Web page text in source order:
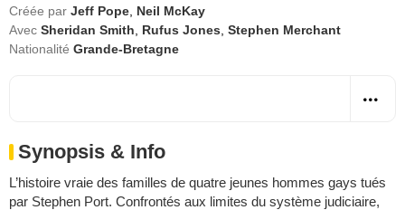
Créée par Jeff Pope Neil McKay
Avec Sheridan Smith Rufus Jones Stephen Merchant
Nationalité Grande-Bretagne
Synopsis & Info
L’histoire vraie des familles de quatre jeunes hommes gays tués
par Stephen Port. Confrontés aux limites du système judiciaire,